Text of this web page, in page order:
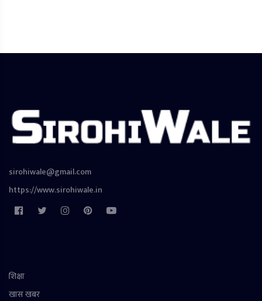
sirohiwale@gmail.com
https://www.sirohiwale.in
शिक्षा
खास खबर